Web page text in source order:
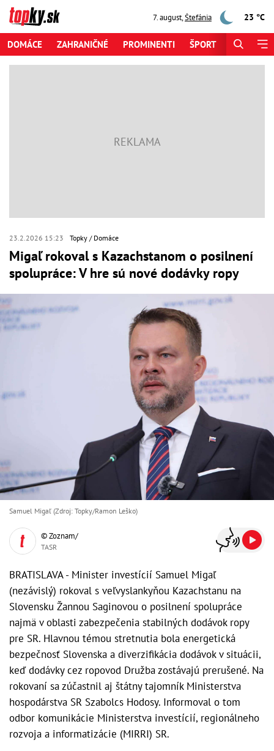
7. august,Štefánia 23 °C
DOMÁCE ZAHRANIČNÉ PROMINENTI ŠPORT
23.2.2026 15:23 Topky Domáce
Migaľ rokoval s Kazachstanom o posilnení
spolupráce: V hre sú nové dodávky ropy
Samuel Migaľ (Zdroj: Topky/Ramon Leško)
© Zoznam/
TASR
BRATISLAVA - Minister investícií Samuel Migaľ
(nezávislý) rokoval s veľvyslankyňou Kazachstanu na
Slovensku Žannou Saginovou o posilnení spolupráce
najmä v oblasti zabezpečenia stabilných dodávok ropy
pre SR. Hlavnou témou stretnutia bola energetická
bezpečnosť Slovenska a diverzifikácia dodávok v situácii,
keď dodávky cez ropovod Družba zostávajú prerušené. Na
rokovaní sa zúčastnil aj štátny tajomník Ministerstva
hospodárstva SR Szabolcs Hodosy. Informoval o tom
odbor komunikácie Ministerstva investícií, regionálneho
rozvoja a informatizácie (MIRRI) SR.